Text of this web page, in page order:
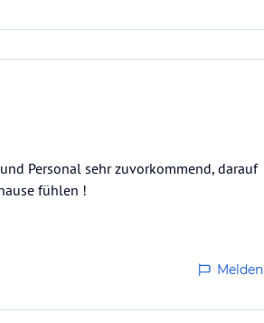
Personal sehr zuvorkommend, darauf
fühlen !
Melden